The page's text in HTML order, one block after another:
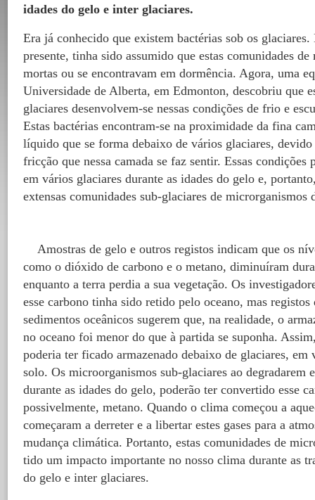
idades do gelo e inter glaciares.
Era já conhecido que existem bactérias sob os glaciares.
presente, tinha sido assumido que estas comunidades
mortas ou se encontravam em dormência. Agora, uma
Universidade de Alberta, em Edmonton, descobriu que
glaciares desenvolvem-se nessas condições de frio e
Estas bactérias encontram-se na proximidade da fina
líquido que se forma debaixo de vários glaciares,
fricção que nessa camada se faz sentir. Essas condições
em vários glaciares durante as idades do gelo e,
extensas comunidades sub-glaciares de microrganismos
Amostras de gelo e outros registos indicam que os
como o dióxido de carbono e o metano, diminuíram
enquanto a terra perdia a sua vegetação. Os
esse carbono tinha sido retido pelo oceano, mas registos
sedimentos oceânicos sugerem que, na realidade, o
no oceano foi menor do que à partida se suponha.
poderia ter ficado armazenado debaixo de glaciares, em
solo. Os microorganismos sub-glaciares ao degradarem
durante as idades do gelo, poderão ter convertido esse
possivelmente, metano. Quando o clima começou a
começaram a derreter e a libertar estes gases para a
mudança climática. Portanto, estas comunidades de
tido um impacto importante no nosso clima durante as
do gelo e inter glaciares.